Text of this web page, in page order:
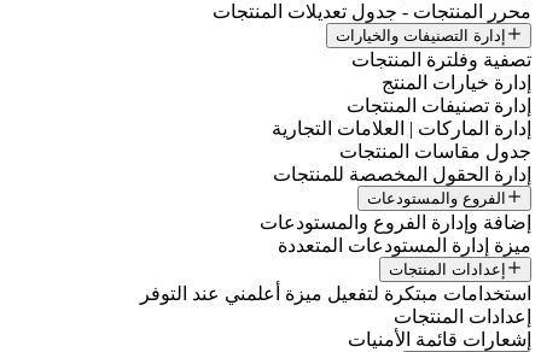
محرر المنتجات - جدول تعديلات المنتجات
إدارة التصنيفات والخيارات
تصفية وفلترة المنتجات
إدارة خيارات المنتج
إدارة تصنيفات المنتجات
إدارة الماركات | العلامات التجارية
جدول مقاسات المنتجات
إدارة الحقول المخصصة للمنتجات
الفروع والمستودعات
إضافة وإدارة الفروع والمستودعات
ميزة إدارة المستودعات المتعددة
إعدادات المنتجات
استخدامات مبتكرة لتفعيل ميزة أعلمني عند التوفر
إعدادات المنتجات
إشعارات قائمة الأمنيات